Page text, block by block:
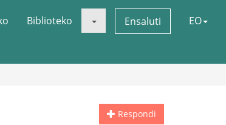
Biblioteko Ensaluti EO
Respondi